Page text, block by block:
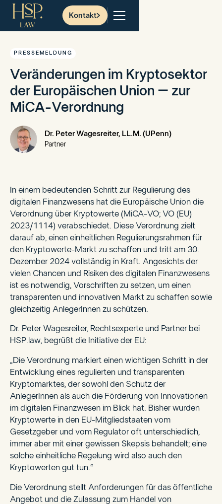
Kontakt
PRESSEMELDUNG
Veränderungen im Kryptosektor
der Europäischen Union – zur
MiCA-Verordnung
Dr. Peter Wagesreiter, LL.M. (UPenn)
Partner
In einem bedeutenden Schritt zur Regulierung des
digitalen Finanzwesens hat die Europäische Union die
Verordnung über Kryptowerte (MiCA-VO; VO (EU)
2023/1114) verabschiedet. Diese Verordnung zielt
darauf ab, einen einheitlichen Regulierungsrahmen für
den Kryptowerte-Markt zu schaffen und tritt am 30.
Dezember 2024 vollständig in Kraft. Angesichts der
vielen Chancen und Risiken des digitalen Finanzwesens
ist es notwendig, Vorschriften zu setzen, um einen
transparenten und innovativen Markt zu schaffen sowie
gleichzeitig AnlegerInnen zu schützen.
Dr. Peter Wagesreiter, Rechtsexperte und Partner bei
HSP.law, begrüßt die Initiative der EU:
„Die Verordnung markiert einen wichtigen Schritt in der
Entwicklung eines regulierten und transparenten
Kryptomarktes, der sowohl den Schutz der
AnlegerInnen als auch die Förderung von Innovationen
im digitalen Finanzwesen im Blick hat. Bisher wurden
Kryptowerte in den EU-Mitgliedstaaten vom
Gesetzgeber und vom Regulator oft unterschiedlich,
immer aber mit einer gewissen Skepsis behandelt; eine
solche einheitliche Regelung wird also auch den
Kryptowerten gut tun.“
Die Verordnung stellt Anforderungen für das öffentliche
Angebot und die Zulassung zum Handel von